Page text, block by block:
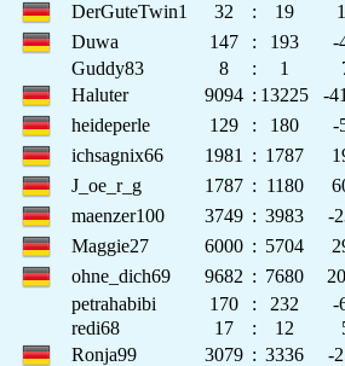
DerGuteTwin1 32 : 19
Duwa 147 : 193
-
Guddy83 8 : 1
Haluter 9094 : 13225
-
heideperle 129 : 180
-
ichsagnix66 1981 : 1787
J_oe_r_g 1787 : 1180
maenzer100 3749 : 3983
-
Maggie27 6000 : 5704
ohne_dich69 9682 : 7680
petrahabibi 170 : 232
-
redi68 17 : 12
Ronja99 3079 : 3336
-